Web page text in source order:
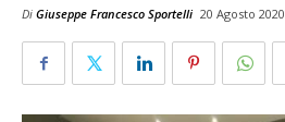
Di Giuseppe Francesco Sportelli 20 Agosto 2020